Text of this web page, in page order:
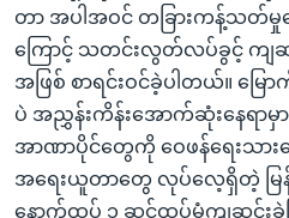
တာ အပါအဝင် တခြားကန့်သတ်မှု
ကြောင့် သတင်းလွတ်လပ်ခွင့် ကျဆ
အဖြစ် စာရင်းဝင်ခဲ့ပါတယ်။ မ
ပဲ အညွှန်းကိန်းအောက်ဆုံးနေရာမှ
အာဏာပိုင်တွေကို ဝေဖန်ရေးသား
အရေးယူတာတွေ လုပ်လေ့ရှိတဲ့ မြ
နောက်ထပ် ၁ ဆင့်ထပ်မံကျဆင်းခဲ့ပ